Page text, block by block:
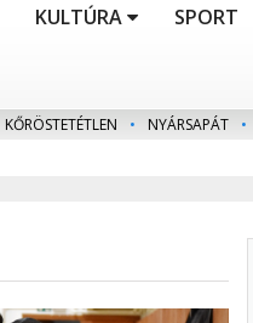
KULTÚRA SPORT
KŐRÖSTETÉTLEN • NYÁRSAPÁT •